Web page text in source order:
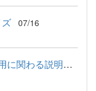
07/16
令和8年度 障がい福祉サービス利用に関わる説明会が行われました